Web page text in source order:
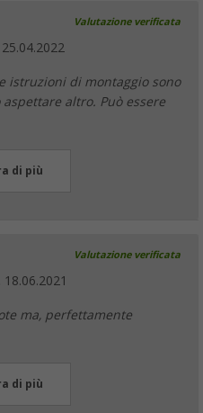
Valutazione verificata
25.04.2022
istruzioni di montaggio sono
altro. Può essere
di più
Valutazione verificata
18.06.2021
ma, perfettamente
di più